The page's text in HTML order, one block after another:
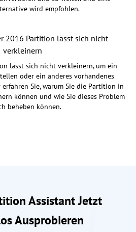
wird empfohlen.
2016 Partition lässt sich nicht
verkleinern
lässt sich nicht verkleinern, um ein
oder ein anderes vorhandenes
Sie, warum Sie die Partition in
können und wie Sie dieses Problem
beheben können.
Assistant Jetzt
Ausprobieren